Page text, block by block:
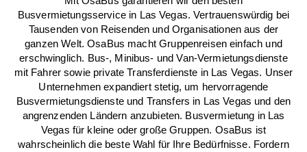
Busvermietungsservice in Las Vegas. Vertrauenswürdig bei
Tausenden von Reisenden und Organisationen aus der
ganzen Welt. OsaBus macht Gruppenreisen einfach und
erschwinglich. Bus-, Minibus- und Van-Vermietungsdienste
mit Fahrer sowie private Transferdienste in Las Vegas. Unser
Unternehmen expandiert stetig, um hervorragende
Busvermietungsdienste und Transfers in Las Vegas und den
angrenzenden Ländern anzubieten. Busvermietung in Las
Vegas für kleine oder große Gruppen. OsaBus ist
wahrscheinlich die beste Wahl für Ihre Bedürfnisse. Fordern